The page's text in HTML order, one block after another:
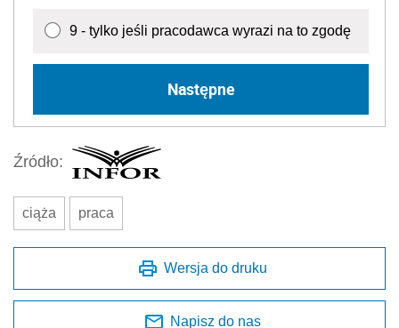
9 - tylko jeśli pracodawca wyrazi na to zgodę
Następne
Źródło:
ciąża praca
Wersja do druku
Napisz do nas